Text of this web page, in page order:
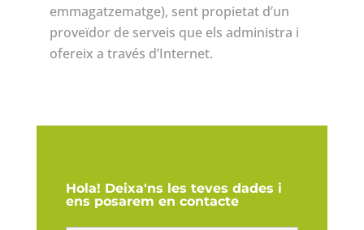
emmagatzematge), sent propietat d’un
proveïdor de serveis que els administra i
ofereix a través d’Internet.
Hola! Deixa'ns les teves dades i
ens posarem en contacte